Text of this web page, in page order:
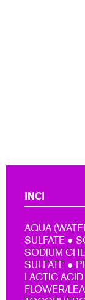
INCI
AQUA
SULFATE ●
SODIUM
SULFATE ●
LACTIC
FLOWER/